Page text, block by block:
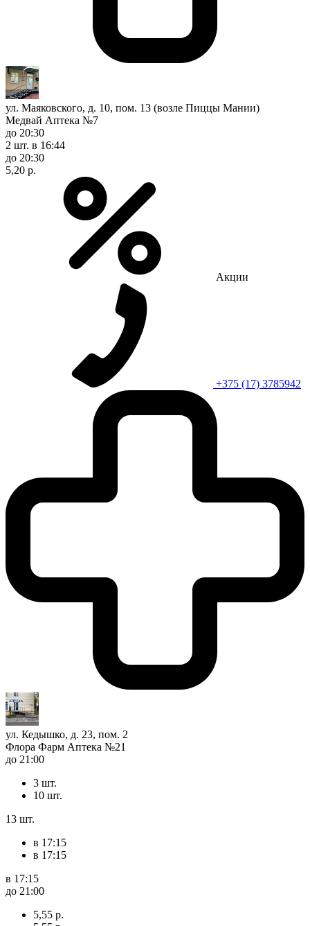
ул. Маяковского, д. 10, пом. 13 (возле Пиццы Мании)
Медвай Аптека №7
до 20:30
2 шт. в 16:44
до 20:30
5,20 р.
Акции
+375 (17) 3785942
ул. Кедышко, д. 23, пом. 2
Флора Фарм Аптека №21
до 21:00
3 шт.
10 шт.
13 шт.
в 17:15
в 17:15
в 17:15
до 21:00
5,55 р.